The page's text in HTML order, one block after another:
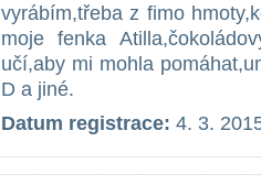
vyrábím,třeba z fimo
moje fenka
učí,aby mi mohla
D a jiné.
Datum registrace: 4. 3.